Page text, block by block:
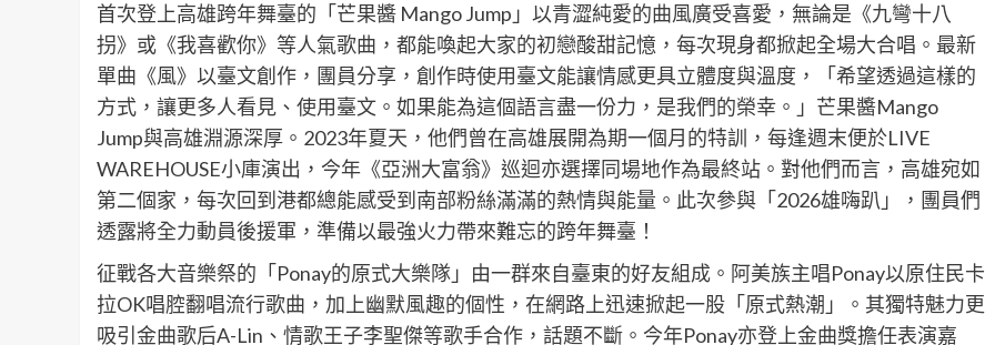
首次登上高雄跨年舞臺的「芒果醬 Mango Jump」以青澀純愛的曲風廣受喜愛，無論是《九彎十八
拐》或《我喜歡你》等人氣歌曲，都能喚起大家的初戀酸甜記憶，每次現身都掀起全場大合唱。最新
單曲《風》以臺文創作，團員分享，創作時使用臺文能讓情感更具立體度與溫度，「希望透過這樣的
方式，讓更多人看見、使用臺文。如果能為這個語言盡一份力，是我們的榮幸。」芒果醬Mango
Jump與高雄淵源深厚。2023年夏天，他們曾在高雄展開為期一個月的特訓，每逢週末便於LIVE
WAREHOUSE小庫演出，今年《亞洲大富翁》巡迴亦選擇同場地作為最終站。對他們而言，高雄宛如
第二個家，每次回到港都總能感受到南部粉絲滿滿的熱情與能量。此次參與「2026雄嗨趴」，團員們
透露將全力動員後援軍，準備以最強火力帶來難忘的跨年舞臺！
征戰各大音樂祭的「Ponay的原式大樂隊」由一群來自臺東的好友組成。阿美族主唱Ponay以原住民卡
拉OK唱腔翻唱流行歌曲，加上幽默風趣的個性，在網路上迅速掀起一股「原式熱潮」。其獨特魅力更
吸引金曲歌后A-Lin、情歌王子李聖傑等歌手合作，話題不斷。今年Ponay亦登上金曲獎擔任表演嘉